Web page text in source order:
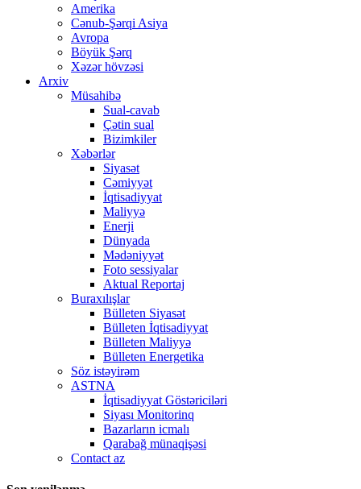
Amerika
Cənub-Şərqi Asiya
Avropa
Böyük Şərq
Xəzər hövzəsi
Arxiv
Müsahibə
Sual-cavab
Çətin sual
Bizimkiler
Xəbərlər
Siyasət
Cəmiyyət
İqtisadiyyat
Maliyyə
Enerji
Dünyada
Mədəniyyət
Foto sessiyalar
Aktual Reportaj
Buraxılışlar
Bülleten Siyasət
Bülleten İqtisadiyyat
Bülleten Maliyyə
Bülleten Energetika
Söz istəyirəm
ASTNA
İqtisadiyyat Göstəriciləri
Siyası Monitorinq
Bazarların icmalı
Qarabağ münaqişəsi
Contact az